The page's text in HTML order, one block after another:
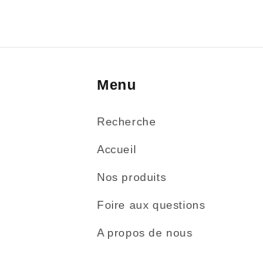
Menu
Recherche
Accueil
Nos produits
Foire aux questions
A propos de nous